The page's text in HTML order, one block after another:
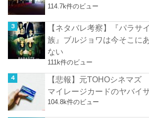
114.7k件のビュー
【ネタバレ考察】『パラサ
族』ブルジョワは今そこに
ない
111k件のビュー
【悲報】元TOHOシネマ
マイレージカードのヤバイ
104.8k件のビュー